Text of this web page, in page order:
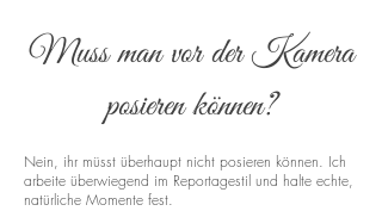
Muss man vor der Kamera
posieren können?
Nein, ihr müsst überhaupt nicht posieren können. Ich
arbeite überwiegend im Reportagestil und halte echte,
natürliche Momente fest.